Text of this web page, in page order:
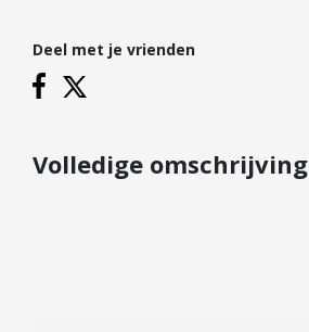
Starterslening
Financiële check
Banken
Deel met je vrienden
Volledige omschrijving